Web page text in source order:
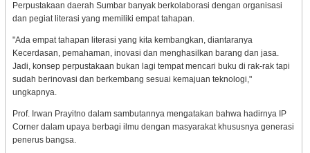
Perpustakaan daerah Sumbar banyak berkolaborasi dengan organisasi
dan pegiat literasi yang memiliki empat tahapan.
"Ada empat tahapan literasi yang kita kembangkan, diantaranya
Kecerdasan, pemahaman, inovasi dan menghasilkan barang dan jasa.
Jadi, konsep perpustakaan bukan lagi tempat mencari buku di rak-rak tapi
sudah berinovasi dan berkembang sesuai kemajuan teknologi,"
ungkapnya.
Prof. Irwan Prayitno dalam sambutannya mengatakan bahwa hadirnya IP
Corner dalam upaya berbagi ilmu dengan masyarakat khususnya generasi
penerus bangsa.